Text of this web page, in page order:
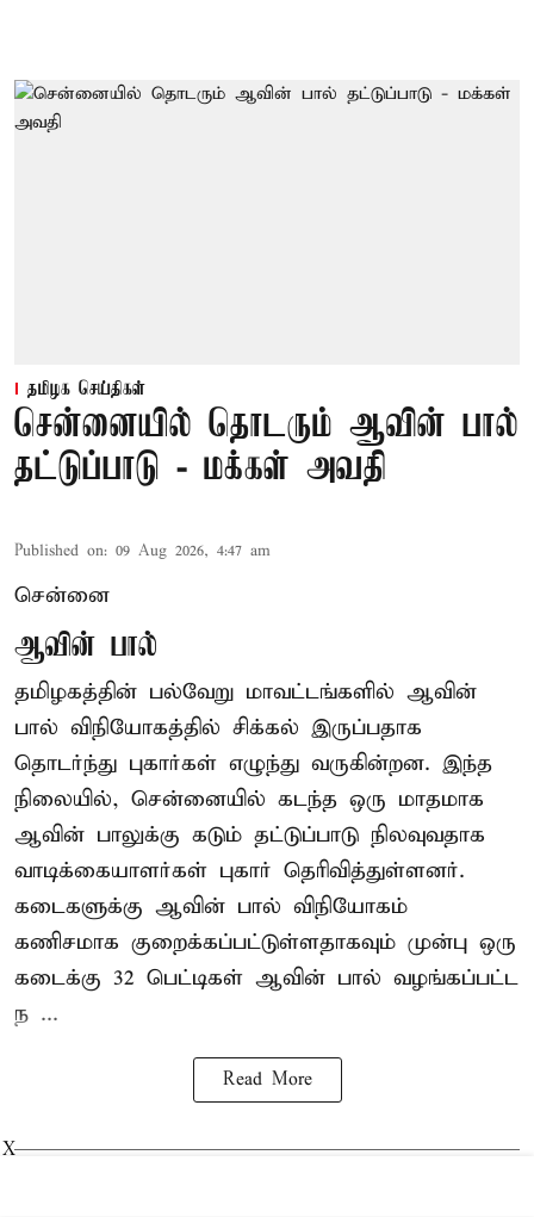
தமிழக செய்திகள்
சென்னையில் தொடரும் ஆவின் பால்
தட்டுப்பாடு - மக்கள் அவதி
Published on: 09 Aug 2026, 4:47 am
சென்னை
ஆவின் பால்
தமிழகத்தின் பல்வேறு மாவட்டங்களில் ஆவின்
பால் விநியோகத்தில் சிக்கல் இருப்பதாக
தொடர்ந்து புகார்கள் எழுந்து வருகின்றன. இந்த
நிலையில், சென்னையில் கடந்த ஒரு மாதமாக
ஆவின் பாலுக்கு கடும் தட்டுப்பாடு நிலவுவதாக
வாடிக்கையாளர்கள் புகார் தெரிவித்துள்ளனர்.
கடைகளுக்கு ஆவின் பால் விநியோகம்
கணிசமாக குறைக்கப்பட்டுள்ளதாகவும் முன்பு ஒரு
கடைக்கு 32 பெட்டிகள் ஆவின் பால் வழங்கப்பட்ட
ந ...
Read More
X